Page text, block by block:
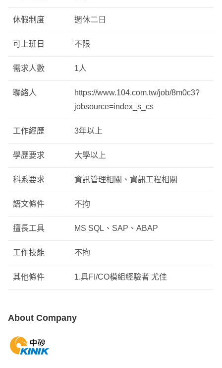
休假制度 週休二日
可上班日 不限
需求人數 1人
聯絡人
https://www.104.com.tw/job/8m0c3?
jobsource=index_s_cs
工作經歷 3年以上
學歷要求 大學以上
科系要求 資訊管理相關、資訊工程相關
語文條件 不拘
擅長工具 MS SQL、SAP、ABAP
工作技能 不拘
其他條件 1.具FI/CO模組經驗者 尤佳
About Company